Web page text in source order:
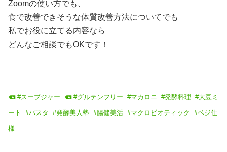
Zoomの使い方でも、
食で改善できそうな体質改善方法についてでも
私でお役に立てる内容なら
どんなご相談でもOKです！
#スープジャー #グルテンフリー #マカロニ #発酵料理 #大豆ミ
ート #パスタ #発酵美人塾 #腸健美活 #マクロビオティック #ベジ仕
様